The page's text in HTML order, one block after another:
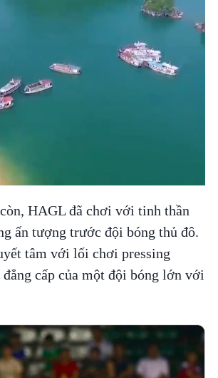
HAGL đã chơi với tinh thần
ấn tượng trước đội bóng thủ đô.
tâm với lối chơi pressing
cấp của một đội bóng lớn với